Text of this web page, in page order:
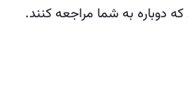
دوباره به شما مراجعه کنند.